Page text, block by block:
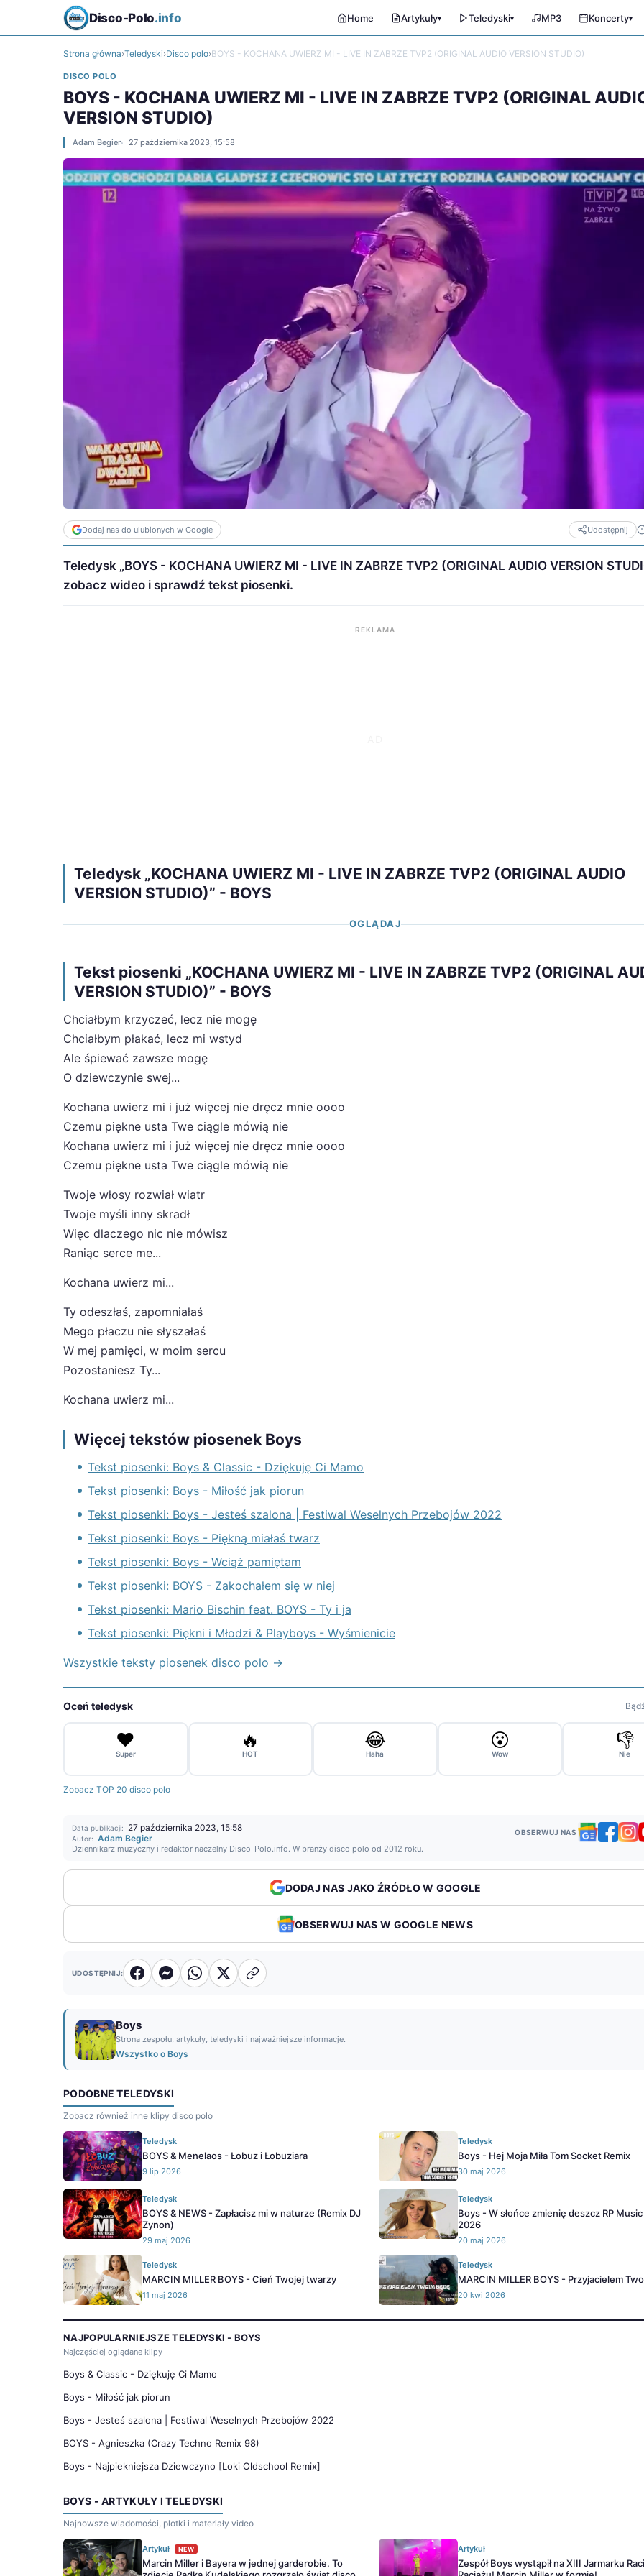
Disco-Polo.info Home Artykuły▾ Teledyski▾ MP3 Koncerty▾
Strona główna›Teledyski›Disco polo›BOYS - KOCHANA UWIERZ MI - LIVE IN ZABRZE TVP2 (ORIGINAL AUDIO VERSION STUDIO)
DISCO POLO
BOYS - KOCHANA UWIERZ MI - LIVE IN ZABRZE TVP2 (ORIGINAL
VERSION STUDIO)
Adam Begier 27 października 2023, 15:58
Dodaj nas do ulubionych w Google Udostępnij
Teledysk „BOYS - KOCHANA UWIERZ MI - LIVE IN ZABRZE TVP2 (ORIGINAL AUDIO VERSION
zobacz wideo i sprawdź tekst piosenki.
REKLAMA
Teledysk „KOCHANA UWIERZ MI - LIVE IN ZABRZE TVP2 (ORIGINAL AUDIO
VERSION STUDIO)” - BOYS
OGLĄDAJ
Tekst piosenki „KOCHANA UWIERZ MI - LIVE IN ZABRZE TVP2 (ORIGINAL
VERSION STUDIO)” - BOYS
Chciałbym krzyczeć, lecz nie mogę
Chciałbym płakać, lecz mi wstyd
Ale śpiewać zawsze mogę
O dziewczynie swej...
Kochana uwierz mi i już więcej nie dręcz mnie oooo
Czemu piękne usta Twe ciągle mówią nie
Kochana uwierz mi i już więcej nie dręcz mnie oooo
Czemu piękne usta Twe ciągle mówią nie
Twoje włosy rozwiał wiatr
Twoje myśli inny skradł
Więc dlaczego nic nie mówisz
Raniąc serce me...
Kochana uwierz mi...
Ty odeszłaś, zapomniałaś
Mego płaczu nie słyszałaś
W mej pamięci, w moim sercu
Pozostaniesz Ty...
Kochana uwierz mi...
Więcej tekstów piosenek Boys
Tekst piosenki: Boys & Classic - Dziękuję Ci Mamo
Tekst piosenki: Boys - Miłość jak piorun
Tekst piosenki: Boys - Jesteś szalona | Festiwal Weselnych Przebojów 2022
Tekst piosenki: Boys - Piękną miałaś twarz
Tekst piosenki: Boys - Wciąż pamiętam
Tekst piosenki: BOYS - Zakochałem się w niej
Tekst piosenki: Mario Bischin feat. BOYS - Ty i ja
Tekst piosenki: Piękni i Młodzi & Playboys - Wyśmienicie
Wszystkie teksty piosenek disco polo →
Oceń teledysk
❤️
Super
🔥
HOT
😂
Haha
😮
Wow
👎
Nie
Zobacz TOP 20 disco polo
Data publikacji: 27 października 2023, 15:58
Autor: Adam Begier
Dziennikarz muzyczny i redaktor naczelny Disco-Polo.info. W branży disco polo od 2012 roku.
OBSERWUJ NAS
DODAJ NAS JAKO ŹRÓDŁO W GOOGLE
OBSERWUJ NAS W GOOGLE NEWS
UDOSTĘPNIJ:
Boys
Strona zespołu, artykuły, teledyski i najważniejsze informacje.
Wszystko o Boys
PODOBNE TELEDYSKI
Zobacz również inne klipy disco polo
Teledysk
BOYS & Menelaos - Łobuz i Łobuziara
9 lip 2026
Teledysk
Boys - Hej Moja Miła Tom Socket Remix
30 maj 2026
Teledysk
BOYS & NEWS - Zapłacisz mi w naturze (Remix DJ
Zynon)
29 maj 2026
Teledysk
Boys - W słońce zmienię deszcz RP
2026
20 maj 2026
Teledysk
MARCIN MILLER BOYS - Cień Twojej twarzy
11 maj 2026
Teledysk
MARCIN MILLER BOYS - Przyjacielem
20 kwi 2026
NAJPOPULARNIEJSZE TELEDYSKI - BOYS
Najczęściej oglądane klipy
Boys & Classic - Dziękuję Ci Mamo
Boys - Miłość jak piorun
Boys - Jesteś szalona | Festiwal Weselnych Przebojów 2022
BOYS - Agnieszka (Crazy Techno Remix 98)
Boys - Najpiekniejsza Dziewczyno [Loki Oldschool Remix]
BOYS - ARTYKUŁY I TELEDYSKI
Najnowsze wiadomości, plotki i materiały video
Artykuł NEW
Marcin Miller i Bayera w jednej garderobie. To
Artykuł
Zespół Boys wystąpił na XIII Jarmarku